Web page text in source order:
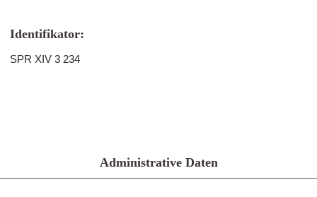
Identifikator:
SPR XIV 3 234
Administrative Daten